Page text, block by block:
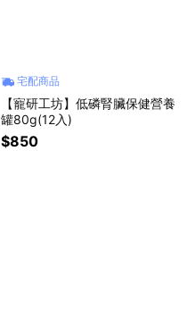
宅配商品
【寵研工坊】低磷腎臟保健營養
罐80g(12入)
$850